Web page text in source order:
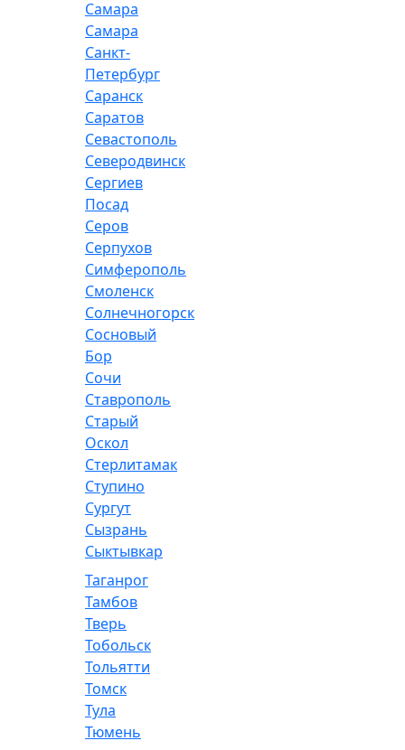
Самара
Самара
Санкт-
Петербург
Саранск
Саратов
Севастополь
Северодвинск
Сергиев
Посад
Серов
Серпухов
Симферополь
Смоленск
Солнечногорск
Сосновый
Бор
Сочи
Ставрополь
Старый
Оскол
Стерлитамак
Ступино
Сургут
Сызрань
Сыктывкар
Таганрог
Тамбов
Тверь
Тобольск
Тольятти
Томск
Тула
Тюмень